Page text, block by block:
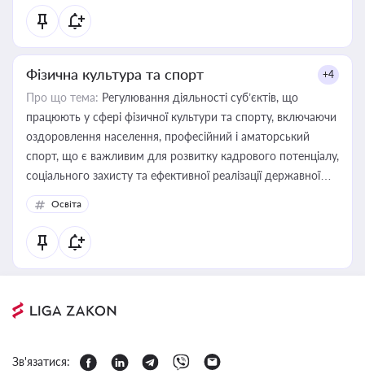
Фізична культура та спорт +4
Про що тема: Регулювання діяльності суб’єктів, що
працюють у сфері фізичної культури та спорту, включаючи
оздоровлення населення, професійний і аматорський
спорт, що є важливим для розвитку кадрового потенціалу,
соціального захисту та ефективної реалізації державної
політики у цій галузі
Освіта
Зв'язатися: